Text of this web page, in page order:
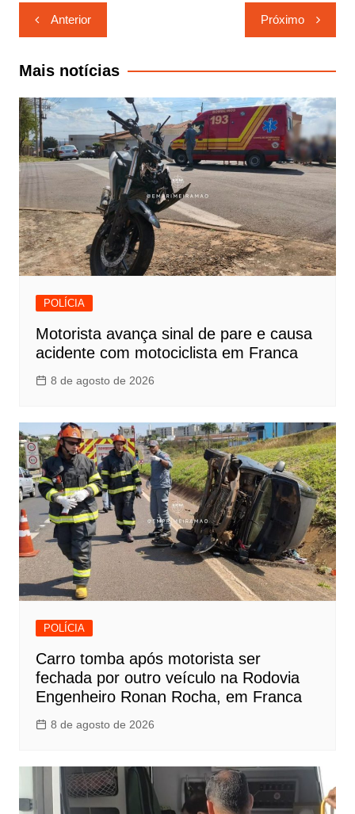
Navegação
de
Post
Anterior Próximo
Mais notícias
POLÍCIA
Motorista avança sinal de pare e causa
acidente com motociclista em Franca
8 de agosto de 2026
POLÍCIA
Carro tomba após motorista ser
fechada por outro veículo na Rodovia
Engenheiro Ronan Rocha, em Franca
8 de agosto de 2026